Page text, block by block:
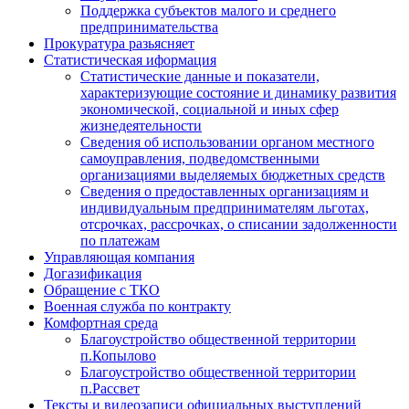
Поддержка субъектов малого и среднего
предпринимательства
Прокуратура разьясняет
Статистическая иформация
Статистические данные и показатели,
характеризующие состояние и динамику развития
экономической, социальной и иных сфер
жизнедеятельности
Сведения об использовании органом местного
самоуправления, подведомственными
организациями выделяемых бюджетных средств
Сведения о предоставленных организациям и
индивидуальным предпринимателям льготах,
отсрочках, рассрочках, о списании задолженности
по платежам
Управляющая компания
Догазификация
Обращение с ТКО
Военная служба по контракту
Комфортная среда
Благоустройство общественной территории
п.Копылово
Благоустройство общественной территории
п.Рассвет
Тексты и видеозаписи официальных выступлений